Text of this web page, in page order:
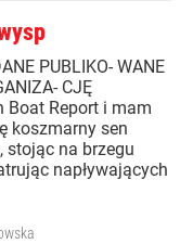
PUBLIKO- WANE
CJĘ
Boat Report i mam
koszmarny sen
stojąc na brzegu
napływających